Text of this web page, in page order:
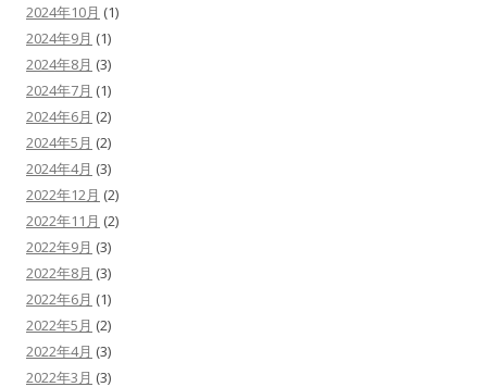
2024年10月 (1)
2024年9月 (1)
2024年8月 (3)
2024年7月 (1)
2024年6月 (2)
2024年5月 (2)
2024年4月 (3)
2022年12月 (2)
2022年11月 (2)
2022年9月 (3)
2022年8月 (3)
2022年6月 (1)
2022年5月 (2)
2022年4月 (3)
2022年3月 (3)